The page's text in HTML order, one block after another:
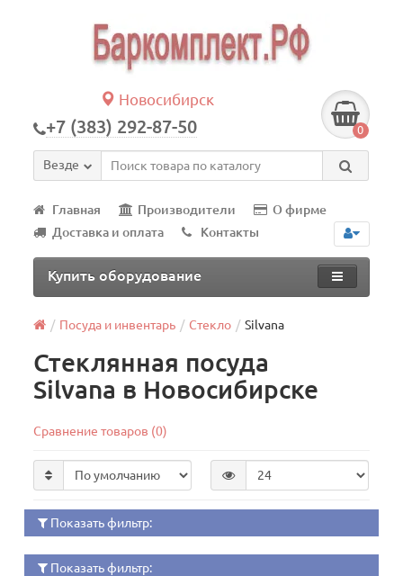
Новосибирск
+7 (383) 292-87-50 0
Везде
Главная Производители
О фирме
Доставка и оплата
Контакты
Купить оборудование
Посуда и инвентарь Стеклo Silvana
Стеклянная посуда
Silvana в Новосибирске
Сравнение товаров (0)
Показать фильтр:
Показать фильтр: